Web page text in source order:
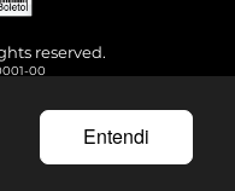
Entendi
reserved.
00
99144-4129